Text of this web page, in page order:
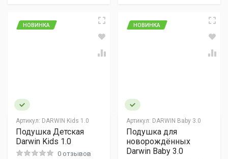
Артикул: DARWIN Kids 1.0
НОВИНКА
Подушка Детская
Darwin Kids 1.0
0 отзывов
Артикул: DARWIN Baby 3.0
НОВИНКА
Подушка для
новорождённых
Darwin Baby 3.0